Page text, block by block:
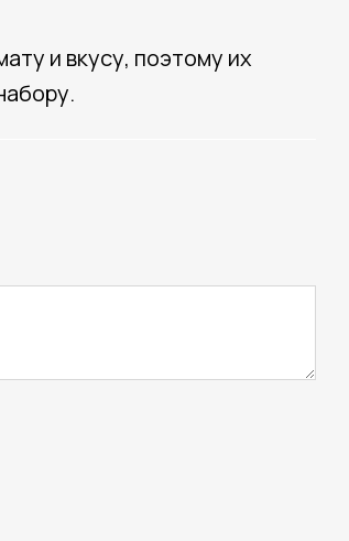
и вкусу, поэтому их